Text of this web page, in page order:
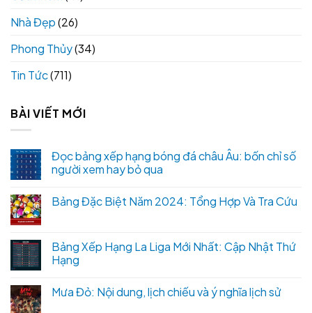
Nhà Đẹp(26)
Phong Thủy(34)
Tin Tức(711)
BÀI VIẾT MỚI
Đọc bảng xếp hạng bóng đá châu Âu: bốn chỉ số
người xem hay bỏ qua
Bảng Đặc Biệt Năm 2024: Tổng Hợp Và Tra Cứu
Bảng Xếp Hạng La Liga Mới Nhất: Cập Nhật Thứ
Hạng
Mưa Đỏ: Nội dung, lịch chiếu và ý nghĩa lịch sử